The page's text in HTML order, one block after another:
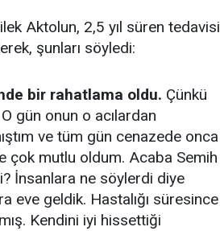
Aktolun, 2,5 yıl süren tedavisi
şunları söyledi:
bir rahatlama oldu. Çünkü
gün onun o acılardan
ve tüm gün cenazede onca
çok mutlu oldum. Acaba Semih
İnsanlara ne söylerdi diye
eve geldik. Hastalığı süresince
Kendini iyi hissettiği